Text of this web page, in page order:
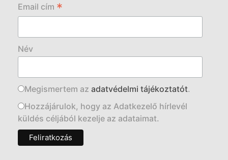
Email cím *
Név
Megismertem az adatvédelmi tájékoztatót.
Hozzájárulok, hogy az Adatkezelő hírlevél
küldés céljából kezelje az adataimat.